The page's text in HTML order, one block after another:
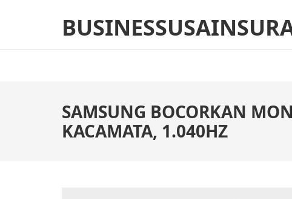
(Press
SAMSUNG BOCORKAN
KACAMATA, 1.040HZ